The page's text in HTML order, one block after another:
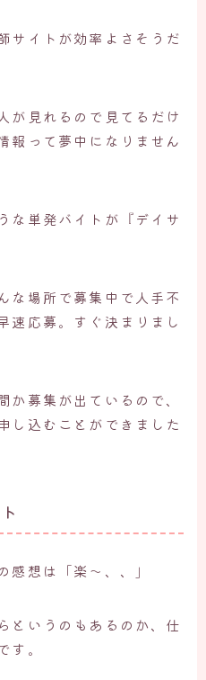
サイトが効率よさそうだ
が見れるので見てるだけ
報って夢中になりません
な単発バイトが『デイサ
な場所で募集中で人手不
速応募。すぐ決まりまし
か募集が出ているので、
し込むことができました
感想は「楽〜、、」
というのもあるのか、仕
。